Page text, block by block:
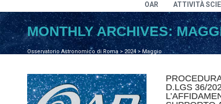
OAR ATTIVITÀ
Osservatorio Astronomico di Roma>2024>Maggio
MONTHLY ARCHIVES:
D.LGS 36/